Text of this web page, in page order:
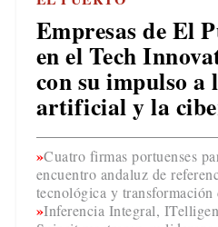
Empresas de El
en el Tech
con su impulso a
artificial y la
Cuatro firmas portuenses
encuentro andaluz de
tecnológica y transformación
Inferencia Integral,